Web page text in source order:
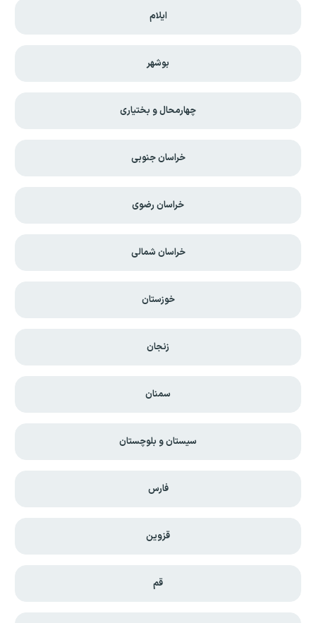
ایلام
بوشهر
چهارمحال و بختیاری
خراسان جنوبی
خراسان رضوی
خراسان شمالی
خوزستان
زنجان
سمنان
سیستان و بلوچستان
فارس
قزوین
قم